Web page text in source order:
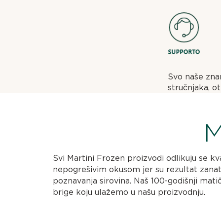
Svo naše
stručnjaka,
Svi Martini Frozen proizvodi odlikuju se
nepogrešivim okusom jer su rezultat
poznavanja sirovina. Naš 100-godišnji
brige koju ulažemo u našu proizvodnju.